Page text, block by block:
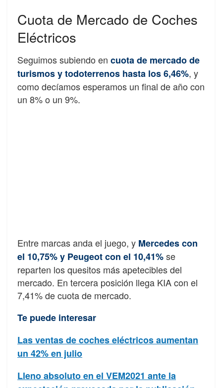
Cuota de Mercado de Coches
Eléctricos
Seguimos subiendo en cuota de mercado de
turismos y todoterrenos hasta los 6,46%, y
como decíamos esperamos un final de año con
un 8% o un 9%.
Entre marcas anda el juego, y Mercedes con
el 10,75% y Peugeot con el 10,41%se
reparten los quesitos más apetecibles del
mercado. En tercera posición llega KIA con el
7,41% de cuota de mercado.
Te puede interesar
Las ventas de coches eléctricos aumentan
un 42% en julio
Lleno absoluto en el VEM2021 ante la